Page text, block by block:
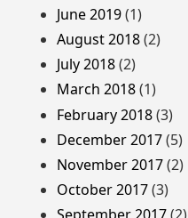
June 2019(1)
August 2018(2)
July 2018(2)
March 2018(1)
February 2018(3)
December 2017(5)
November 2017(2)
October 2017(3)